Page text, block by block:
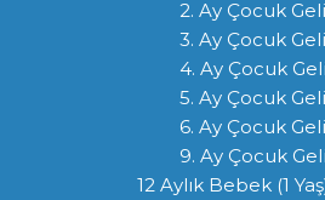
2. Ay Çocuk
3. Ay Çocuk
4. Ay Çocuk
5. Ay Çocuk
6. Ay Çocuk
9. Ay Çocuk
12 Aylık Bebek (1